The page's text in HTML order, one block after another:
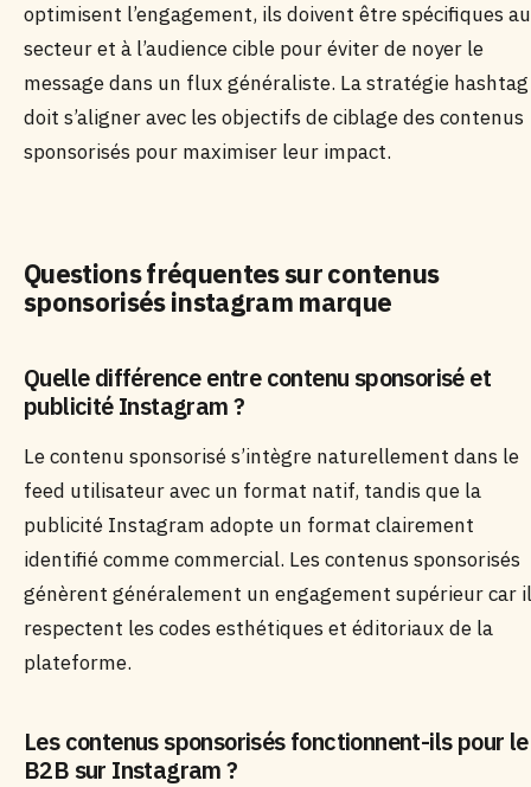
optimisent l’engagement, ils doivent être spécifiques au
secteur et à l’audience cible pour éviter de noyer le
message dans un flux généraliste. La stratégie hashtag
doit s’aligner avec les objectifs de ciblage des contenus
sponsorisés pour maximiser leur impact.
Questions fréquentes sur contenus
sponsorisés instagram marque
Quelle différence entre contenu sponsorisé et
publicité Instagram ?
Le contenu sponsorisé s’intègre naturellement dans le
feed utilisateur avec un format natif, tandis que la
publicité Instagram adopte un format clairement
identifié comme commercial. Les contenus sponsorisés
génèrent généralement un engagement supérieur car
respectent les codes esthétiques et éditoriaux de la
plateforme.
Les contenus sponsorisés fonctionnent-ils pour le
B2B sur Instagram ?